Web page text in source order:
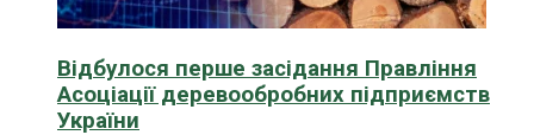
Відбулося перше засідання Правління
Асоціації деревообробних підприємств
України